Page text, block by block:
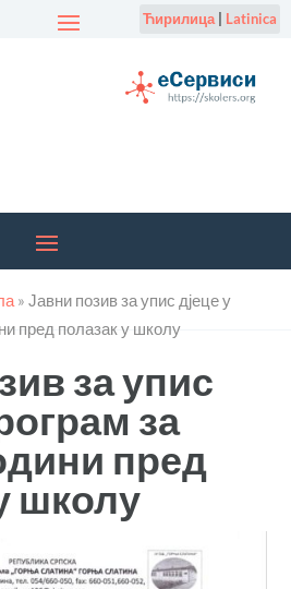
Ћирилица| Latinica
»Јавни позив за упис дјеце у
пред полазак у школу
за упис
за
пред
школу